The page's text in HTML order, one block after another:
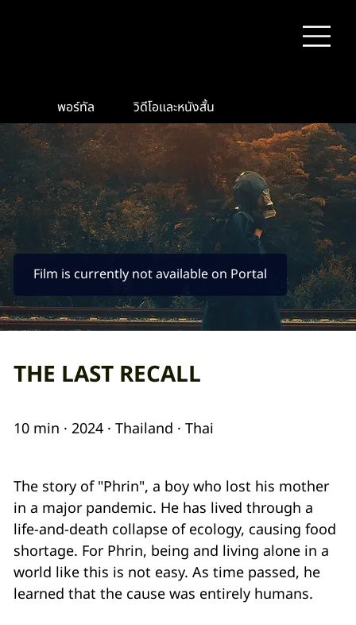
Film is currently not available on Portal
พอร์ทัล วิดีโอและหนังสั้น
THE LAST RECALL
10 min · 2024 · Thailand · Thai
The story of "Phrin", a boy who lost his mother
in a major pandemic. He has lived through a
life-and-death collapse of ecology, causing food
shortage. For Phrin, being and living alone in a
world like this is not easy. As time passed, he
learned that the cause was entirely humans.